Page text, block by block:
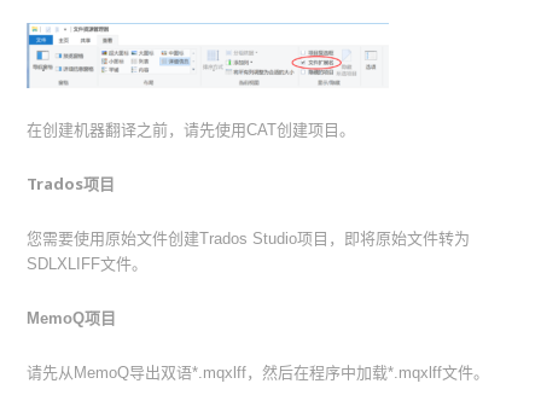
在创建机器翻译之前，请先使用CAT创建项目。
Trados项目
您需要使用原始文件创建Trados Studio项目，即将原始文件转为
SDLXLIFF文件。
MemoQ项目
请先从MemoQ导出双语*.mqxlff，然后在程序中加载*.mqxlff文件。